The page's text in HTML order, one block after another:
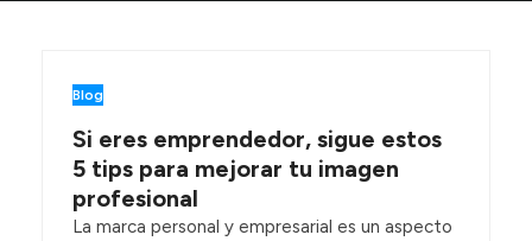
Blog
Si eres emprendedor, sigue estos
5 tips para mejorar tu imagen
profesional
La marca personal y empresarial es un aspecto